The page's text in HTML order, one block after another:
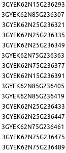
3GYEK62N15G236293
3GYEK62N85G236307
3GYEK62N25G236321
3GYEK62N25G236335
3GYEK62N25G236349
3GYEK62N75G236363
3GYEK62N75G236377
3GYEK62N15G236391
3GYEK62N85G236405
3GYEK62N85G236419
3GYEK62N25G236433
3GYEK62N25G236447
3GYEK62N75G236461
3GYEK62N75G236475
3GYEK62N75G236489